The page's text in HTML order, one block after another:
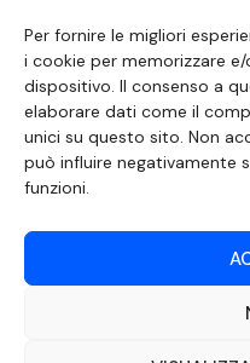
Per fornire le migliori
i cookie per memorizzare
dispositivo. Il consenso a
elaborare dati come il
unici su questo sito. Non
può influire negativamente
funzioni.
DOCUMENTO REDATTO AI SENSI
DELLE COMUNICAZIONI 8
AUTOREGOLAMENTAZIONE IN
2000 N. 28, COME INTRODOTTO
©2022 Video Mediterraneo –